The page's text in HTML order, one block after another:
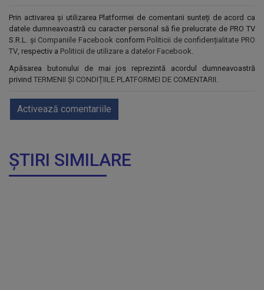
Prin activarea și utilizarea Platformei de comentarii sunteți de acord ca
datele dumneavoastră cu caracter personal să fie prelucrate de PRO TV
S.R.L. și Companiile Facebook conform Politicii de confidențialitate PRO
TV, respectiv a Politicii de utilizare a datelor Facebook.
Apăsarea butonului de mai jos reprezintă acordul dumneavoastră
privind TERMENII ȘI CONDIȚIILE PLATFORMEI DE COMENTARII.
Activează comentariile
ȘTIRI SIMILARE